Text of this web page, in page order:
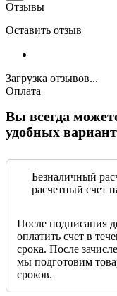
Отзывы
Оставить отзыв
Загрузка отзывов...
Оплата
Вы всегда
удобных
Безналичный
расчетный счет
После подписания
оплатить счет в
срока. После
мы подготовим
сроков.